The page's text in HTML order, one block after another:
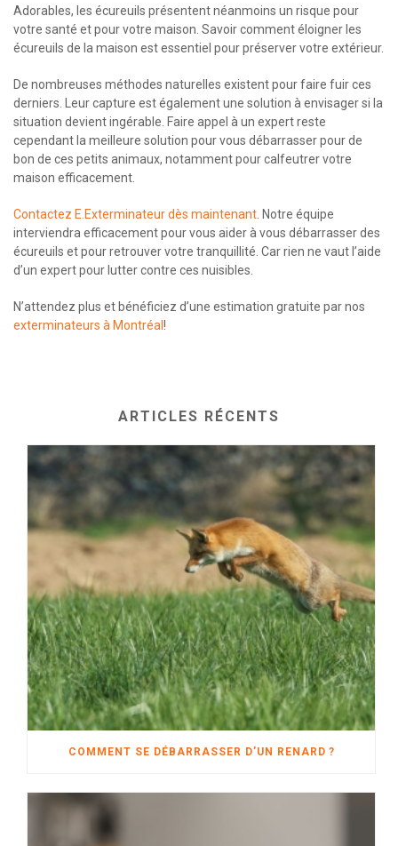
Adorables, les écureuils présentent néanmoins un risque pour
votre santé et pour votre maison. Savoir comment éloigner les
écureuils de la maison est essentiel pour préserver votre extérieur.
De nombreuses méthodes naturelles existent pour faire fuir ces
derniers. Leur capture est également une solution à envisager si la
situation devient ingérable. Faire appel à un expert reste
cependant la meilleure solution pour vous débarrasser pour de
bon de ces petits animaux, notamment pour calfeutrer votre
maison efficacement.
Contactez E.Exterminateur dès maintenant . Notre équipe
interviendra efficacement pour vous aider à vous débarrasser des
écureuils et pour retrouver votre tranquillité. Car rien ne vaut l’aide
d’un expert pour lutter contre ces nuisibles.
N’attendez plus et bénéficiez d’une estimation gratuite par nos
exterminateurs à Montréal !
ARTICLES RÉCENTS
COMMENT SE DÉBARRASSER D’UN RENARD ?